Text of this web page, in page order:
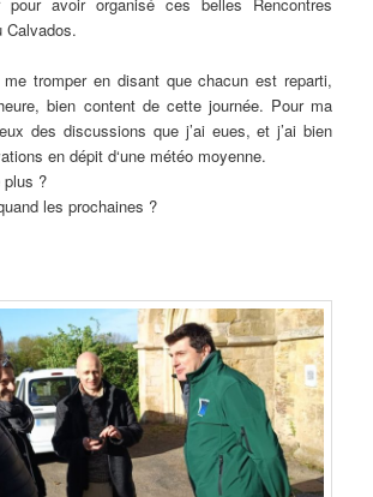
Calvados.
tromper en disant que chacun est reparti,
bien content de cette journée. Pour ma
des discussions que j’ai eues, et j’ai bien
en dépit d‘une météo moyenne.
plus ?
les prochaines ?